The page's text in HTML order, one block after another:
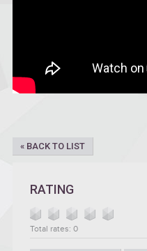
« BACK TO LIST
RATING
Total rates: 0